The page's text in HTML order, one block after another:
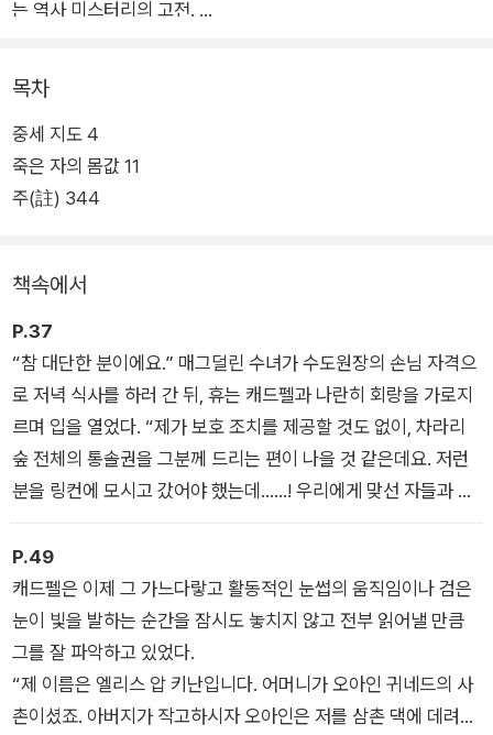
는 역사 미스터리의 고전.
1141년 잉글랜드, 왕권을 둘러싼 내전은 극으로 치닫는다. 스티
븐 국왕 측과 모드 황후 측이 맞붙은 가운데, 슈롭셔의 행정 장관
은 포로가 되고, 약탈을 노린 웨일스 일파까지 전투에 끼어든다.
행정 보좌관 휴 베링어는 포로 교환을 추진하지만, 그 와중에 한
포로가 시체로 발견된다. 캐드펠 수사는 살인 사건의 범인을 찾기
엘리스 피터스의 ‘캐드펠 수사 시리즈(The Chronicles of Brot
her Cadfael)’는 놀라운 상상력과 치밀한 구성, 생생한 캐릭터,
선과 악, 삶과 죽음, 신과 인간 등 인간사 최고 난제에 대한 깊이
있는 철학이 깃든 역사추리소설의 클래식이다.
목차
중세 지도 4
죽은 자의 몸값 11
주(註) 344
책속에서
P.37
“참 대단한 분이에요.” 매그덜린 수녀가 수도원장의 손님 자격으
로 저녁 식사를 하러 간 뒤, 휴는 캐드펠과 나란히 회랑을 가로지
르며 입을 열었다. “제가 보호 조치를 제공할 것도 없이, 차라리
숲 전체의 통솔권을 그분께 드리는 편이 나을 것 같은데요. 저런
분을 링컨에 모시고 갔어야 했는데……! 우리에게 맞선 자들과 달
리 저분의 적들은 실패했잖습니까. 내일 수녀님을 모시고 남쪽으
로 가는 길은 참 즐거운 여정이 될 것 같습니다. 배울 것도 많겠고
요. 전 그저 저분이 베풀어주는 어떤 조언이든 열심히 귀 기울일
작정입니다.”
P.49
캐드펠은 이제 그 가느다랗고 활동적인 눈썹의 움직임이나 검은
눈이 빛을 발하는 순간을 잠시도 놓치지 않고 전부 읽어낼 만큼
그를 잘 파악하고 있었다.
“제 이름은 엘리스 압 키난입니다. 어머니가 오아인 귀네드의 사
촌이셨죠. 아버지가 작고하시자 오아인은 저를 삼촌 댁에 데려다